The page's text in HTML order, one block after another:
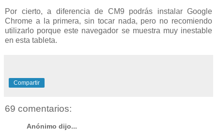
Por cierto, a diferencia de CM9 podrás instalar Google
Chrome a la primera, sin tocar nada, pero no recomiendo
utilizarlo porque este navegador se muestra muy inestable
en esta tableta.
Compartir
69 comentarios:
Anónimo dijo...